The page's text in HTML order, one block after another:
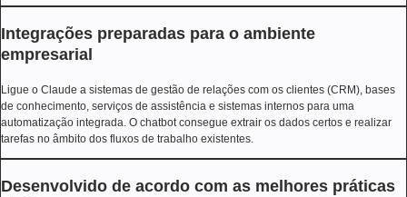
Integrações preparadas para o ambiente
empresarial
Ligue o Claude a sistemas de gestão de relações com os clientes (CRM), bases
de conhecimento, serviços de assistência e sistemas internos para uma
automatização integrada. O chatbot consegue extrair os dados certos e realizar
tarefas no âmbito dos fluxos de trabalho existentes.
Desenvolvido de acordo com as melhores práticas